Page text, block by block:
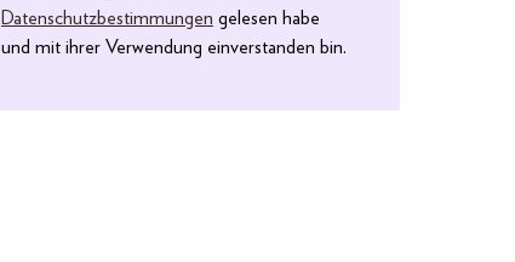
Datenschutzbestimmungen gelesen habe
und mit ihrer Verwendung einverstanden bin.